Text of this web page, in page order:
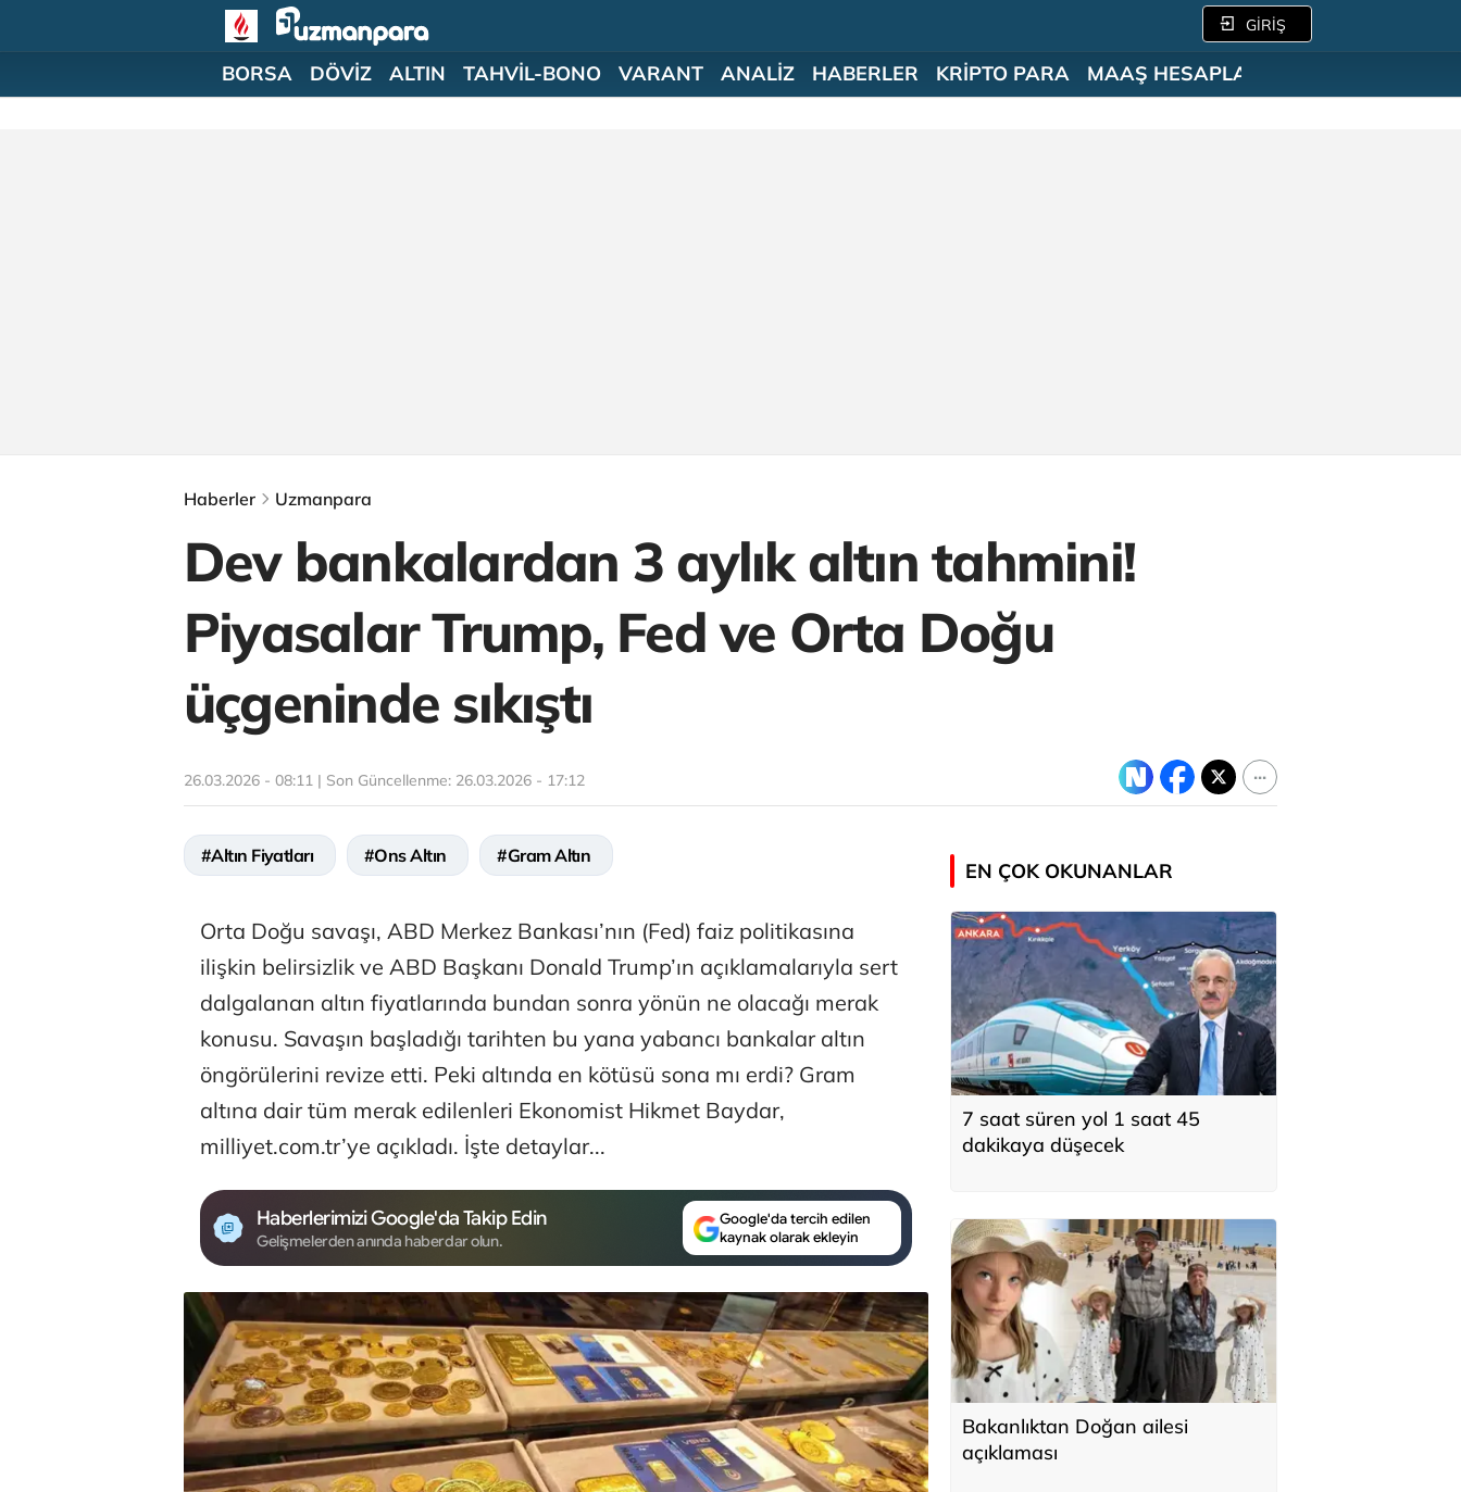
GİRİŞ
BORSA DÖVİZ ALTIN TAHVİL-BONO VARANT ANALİZ HABERLER KRİPTO PARA MAAŞ HESAPLAMA
Haberler Uzmanpara
Dev bankalardan 3 aylık altın tahmini!
Piyasalar Trump, Fed ve Orta Doğu
üçgeninde sıkıştı
26.03.2026 - 08:11 | Son Güncellenme: 26.03.2026 - 17:12
#Altın Fiyatları #Ons Altın #Gram Altın
Orta Doğu savaşı, ABD Merkez Bankası’nın (Fed) faiz politikasına
ilişkin belirsizlik ve ABD Başkanı Donald Trump’ın açıklamalarıyla sert
dalgalanan altın fiyatlarında bundan sonra yönün ne olacağı merak
konusu. Savaşın başladığı tarihten bu yana yabancı bankalar altın
öngörülerini revize etti. Peki altında en kötüsü sona mı erdi? Gram
altına dair tüm merak edilenleri Ekonomist Hikmet Baydar,
milliyet.com.tr’ye açıkladı. İşte detaylar...
Haberlerimizi Google'da Takip Edin
Gelişmelerden anında haberdar olun.
Google'da tercih edilen
kaynak olarak ekleyin
EN ÇOK OKUNANLAR
7 saat süren yol 1 saat 45
dakikaya düşecek
Bakanlıktan Doğan ailesi
açıklaması